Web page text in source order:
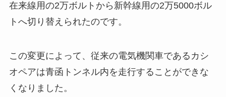
在来線用の2万ボルトから新幹線用の2万5000ボル
トへ切り替えられたのです。
この変更によって、従来の電気機関車であるカシ
オペアは青函トンネル内を走行することができな
くなりました。